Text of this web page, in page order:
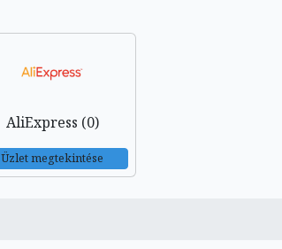
AliExpress (0)
Üzlet megtekintése